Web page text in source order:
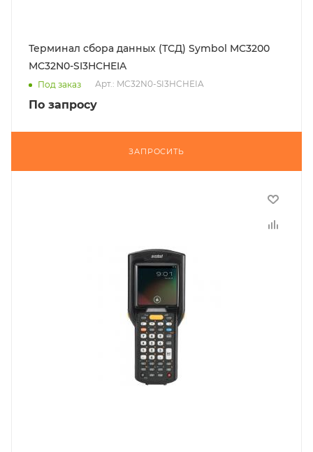
Терминал сбора данных (ТСД) Symbol MC3200
MC32N0-SI3HCHEIA
Под заказ Арт.: MC32N0-SI3HCHEIA
По запросу
ЗАПРОСИТЬ